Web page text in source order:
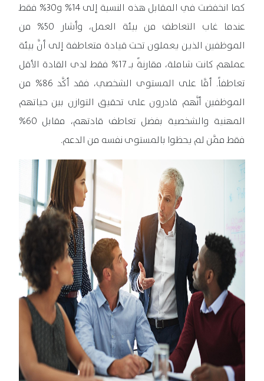
كما انخفضت في المقابل هذه النسبة إلى 14% و30% فقط
عندما غاب التعاطف من بيئة العمل، وأشار 50% من
الموظفين الذين يعملون تحت قيادة متعاطفة إلى أنَّ بيئة
عملهم كانت شاملة، مقارنةً بـ 17% فقط لدى القادة الأقل
تعاطفاً. أمَّا على المستوى الشخصي، فقد أكَّد 86% من
الموظفين أنَّهم قادرون على تحقيق التوازن بين حياتهم
المهنية والشخصية بفضل تعاطف قادتهم، مقابل 60%
فقط ممَّن لم يحظوا بالمستوى نفسه من الدعم.